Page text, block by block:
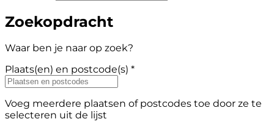
Zoekopdracht
Waar ben je naar op zoek?
Plaats(en) en postcode(s) *
Voeg meerdere plaatsen of postcodes toe door ze te
selecteren uit de lijst